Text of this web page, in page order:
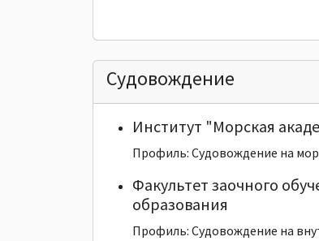
Судовождение
Институт "Морская
Профиль: Судовождение на
Факультет заочного
образования
Профиль: Судовождение на